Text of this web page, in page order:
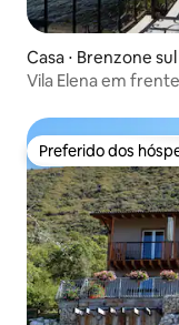
Casa ⋅ Brenzone
Vila Elena em
Preferido dos
Preferido dos